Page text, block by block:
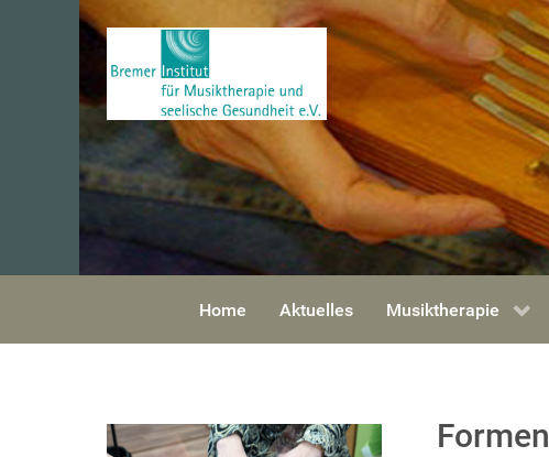
Home Aktuelles Musiktherapie
Formen